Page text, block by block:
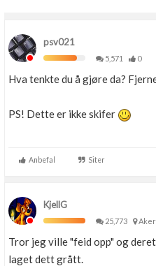
psv021
5,571
0
Hva tenkte du å gjøre da?
PS! Dette er ikke skifer
Anbefal Siter
KjellG
25,773
Tror jeg ville "feid opp" og
laget dett grått.